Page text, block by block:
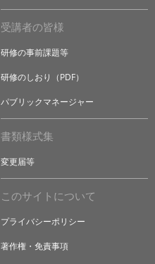
受講者の皆様
研修の事前課題等
研修のしおり（PDF）
パブリックマネージャー
書類様式集
変更届等
このサイトについて
プライバシーポリシー
著作権・免責事項